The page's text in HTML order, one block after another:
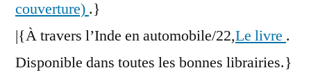
couverture) .}
|{À travers l’Inde en automobile/22,Le livre .
Disponible dans toutes les bonnes librairies.}